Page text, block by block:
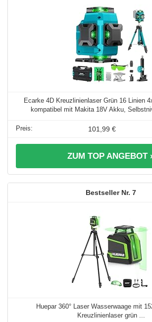
Ecarke 4D Kreuzlinienlaser Grün 16 Linien
kompatibel mit Makita 18V Akku,
101,99 €
ZUM TOP ANGEBOT
7
Huepar 360° Laser Wasserwaage mit
Kreuzlinienlaser grün ...